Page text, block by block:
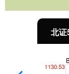
北